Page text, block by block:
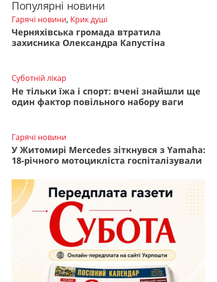
Популярні новини
Гарячі новини, Крик душі
Черняхівська громада втратила
захисника Олександра Капустіна
Суботній лікар
Не тільки їжа і спорт: вчені знайшли ще
один фактор повільного набору ваги
Гарячі новини
У Житомирі Mercedes зіткнувся з Yamaha:
18-річного мотоцикліста госпіталізували